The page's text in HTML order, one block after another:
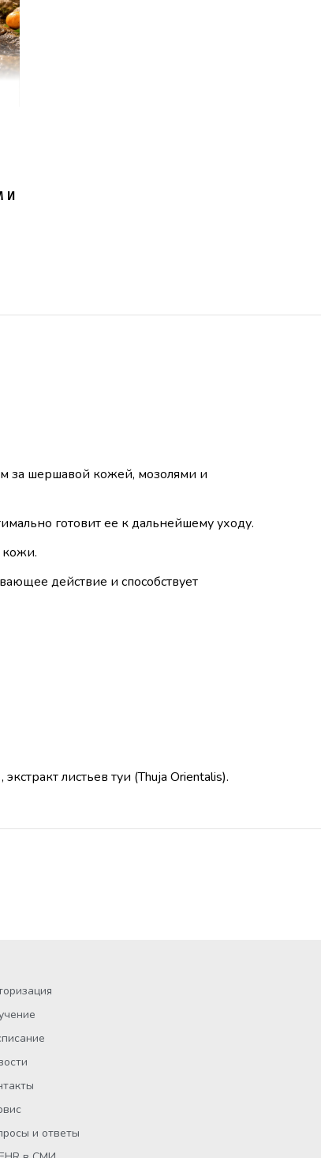
И
за шершавой кожей, мозолями и
готовит ее к дальнейшему уходу.
кожи.
действие и способствует
листьев туи (Thuja Orientalis).
и ответы